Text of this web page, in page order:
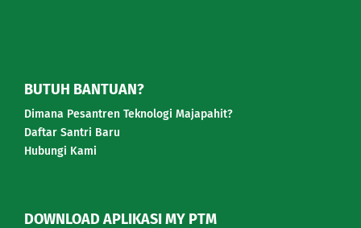
BUTUH BANTUAN?
Dimana Pesantren Teknologi Majapahit?
Daftar Santri Baru
Hubungi Kami
DOWNLOAD APLIKASI MY PTM